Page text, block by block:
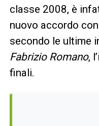
classe 2008, è
nuovo accordo
secondo le ultime
Fabrizio Romano,
finali.